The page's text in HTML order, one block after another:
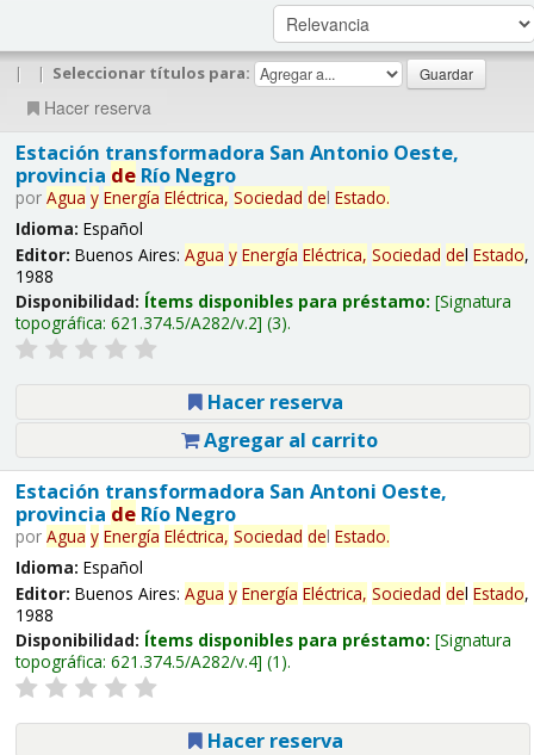
| | Seleccionar títulos para:
Hacer reserva
Estación transformadora San Antonio Oeste,
provincia deRío Negro
por Agua y Energía Eléctrica, Sociedad del Estado.
Idioma: Español
Editor: Buenos Aires: Agua y Energía Eléctrica, Sociedad del Estado,
1988
Disponibilidad: Ítems disponibles para préstamo: Signatura
topográfica: 621.374.5/A282/v.2 (3).
Hacer reserva
Agregar al carrito
Estación transformadora San Antoni Oeste,
provincia deRío Negro
por Agua y Energía Eléctrica, Sociedad del Estado.
Idioma: Español
Editor: Buenos Aires: Agua y Energía Eléctrica, Sociedad del Estado,
1988
Disponibilidad: Ítems disponibles para préstamo: Signatura
topográfica: 621.374.5/A282/v.4 (1).
Hacer reserva